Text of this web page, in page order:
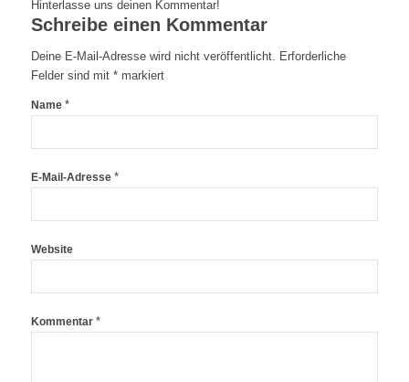
Hinterlasse uns deinen Kommentar!
Schreibe einen Kommentar
Deine E-Mail-Adresse wird nicht veröffentlicht. Erforderliche
Felder sind mit *markiert
Name *
E-Mail-Adresse *
Website
Kommentar *